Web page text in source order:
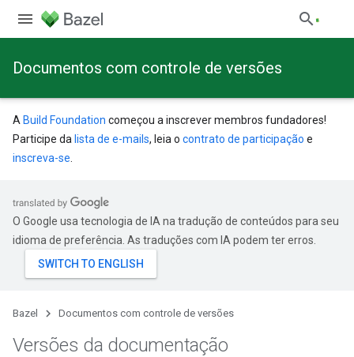
Documentos com controle de versões
A Build Foundation começou a inscrever membros fundadores!
Participe da lista de e-mails, leia o contrato de participação e
inscreva-se
O Google usa tecnologia de IA na tradução de conteúdos para seu
idioma de preferência. As traduções com IA podem ter erros.
Bazel Documentos com controle de versões
Versões da documentação